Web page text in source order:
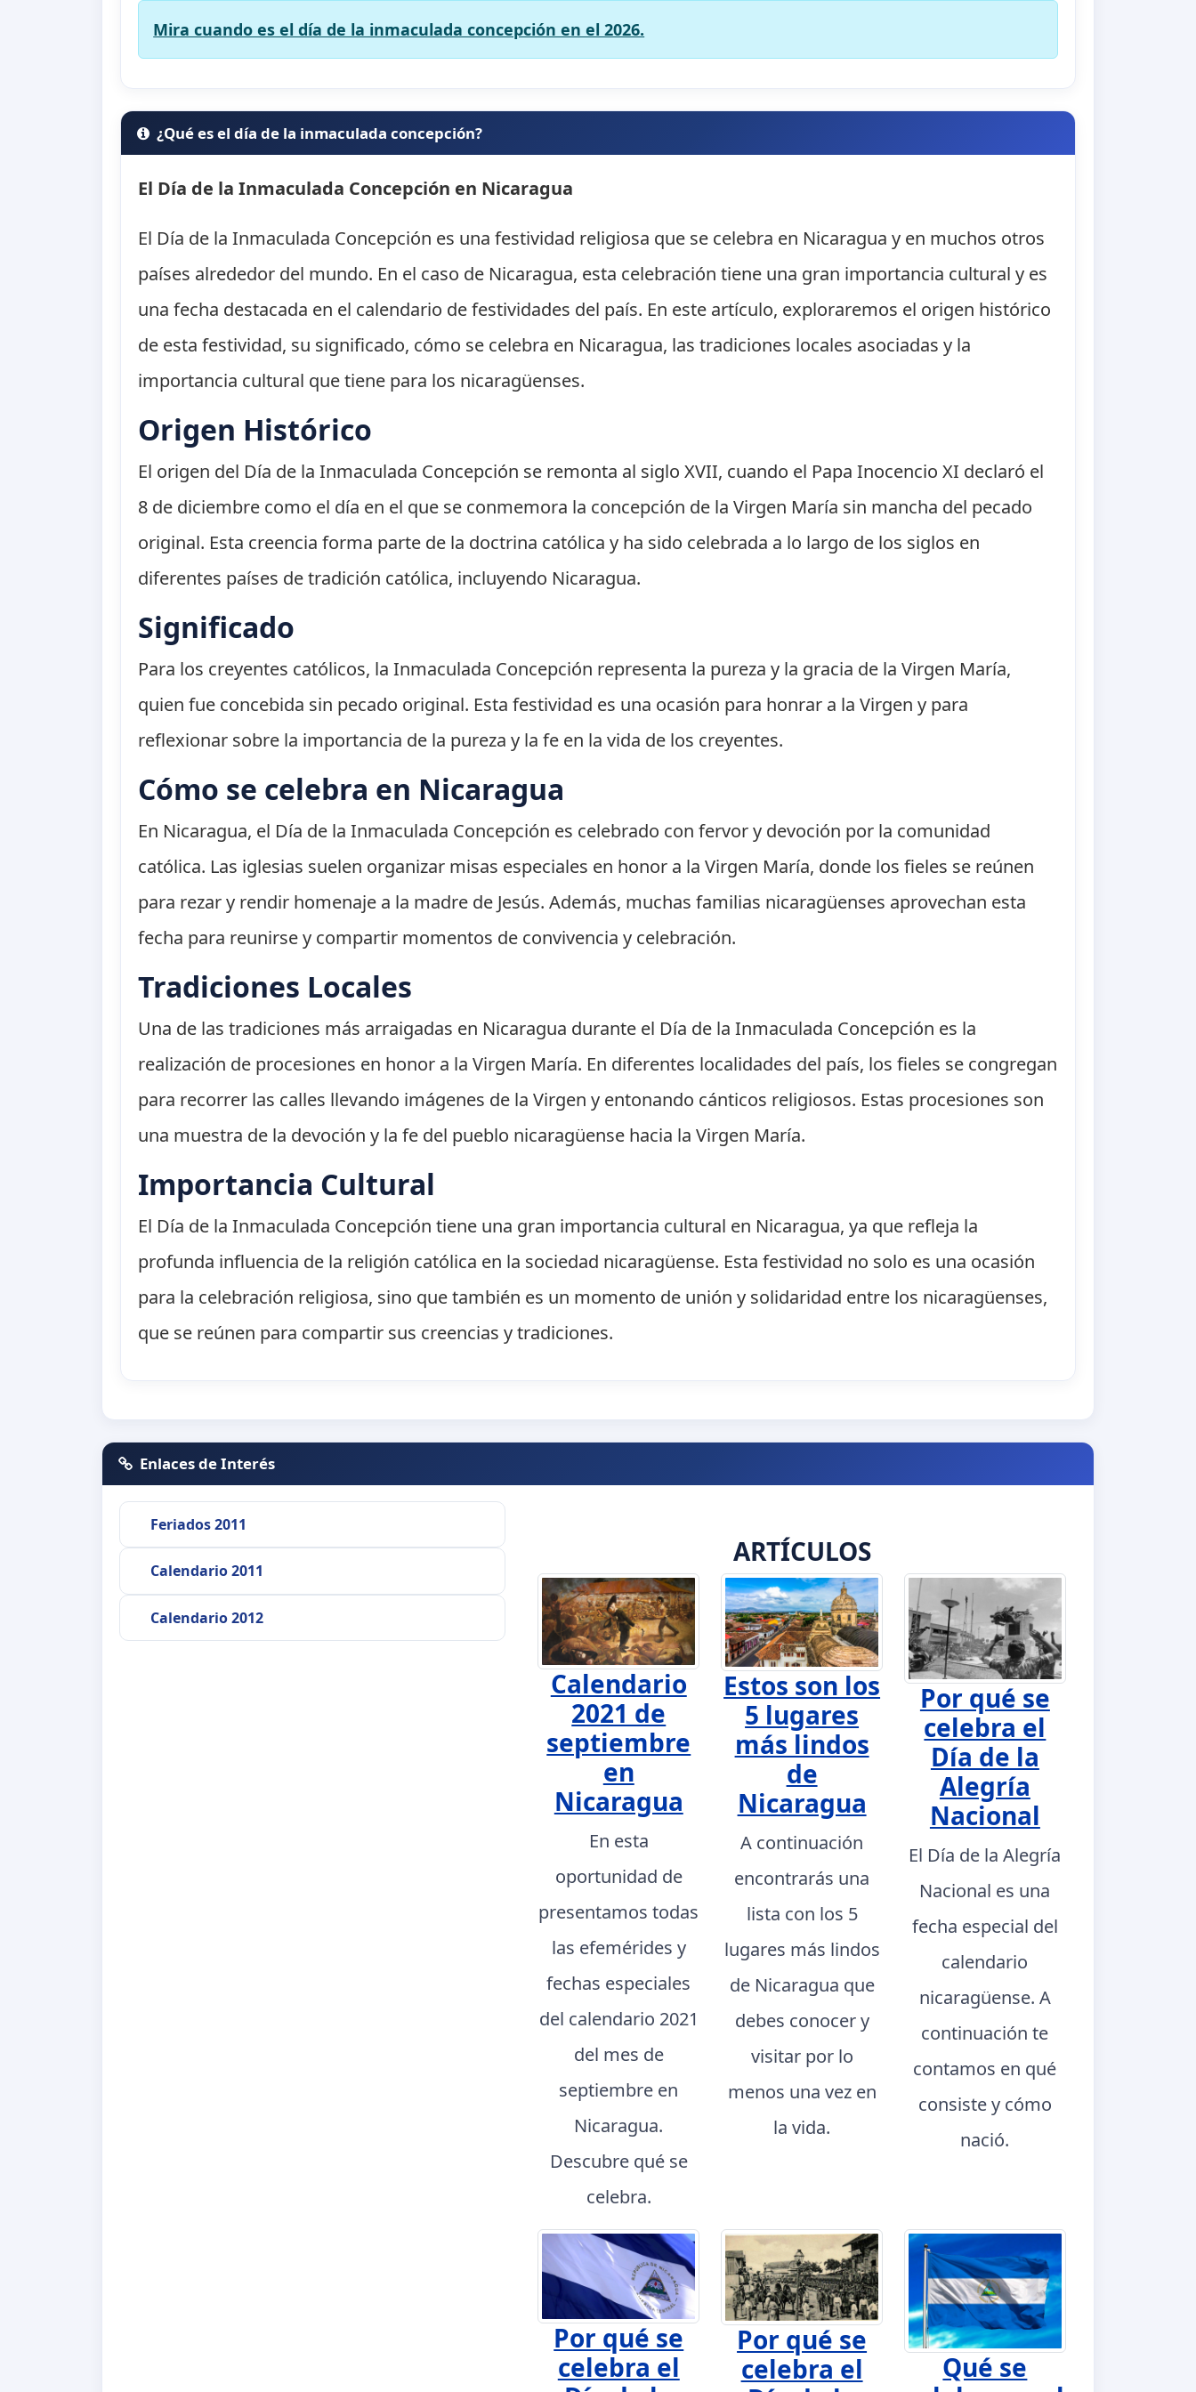
Mira cuando es el día de la inmaculada concepción en el 2026.
¿Qué es el día de la inmaculada concepción?
El Día de la Inmaculada Concepción en Nicaragua
El Día de la Inmaculada Concepción es una festividad religiosa que se celebra en Nicaragua y en muchos otros
países alrededor del mundo. En el caso de Nicaragua, esta celebración tiene una gran importancia cultural y es
una fecha destacada en el calendario de festividades del país. En este artículo, exploraremos el origen histórico
de esta festividad, su significado, cómo se celebra en Nicaragua, las tradiciones locales asociadas y la
importancia cultural que tiene para los nicaragüenses.
Origen Histórico
El origen del Día de la Inmaculada Concepción se remonta al siglo XVII, cuando el Papa Inocencio XI declaró el
8 de diciembre como el día en el que se conmemora la concepción de la Virgen María sin mancha del pecado
original. Esta creencia forma parte de la doctrina católica y ha sido celebrada a lo largo de los siglos en
diferentes países de tradición católica, incluyendo Nicaragua.
Significado
Para los creyentes católicos, la Inmaculada Concepción representa la pureza y la gracia de la Virgen María,
quien fue concebida sin pecado original. Esta festividad es una ocasión para honrar a la Virgen y para
reflexionar sobre la importancia de la pureza y la fe en la vida de los creyentes.
Cómo se celebra en Nicaragua
En Nicaragua, el Día de la Inmaculada Concepción es celebrado con fervor y devoción por la comunidad
católica. Las iglesias suelen organizar misas especiales en honor a la Virgen María, donde los fieles se reúnen
para rezar y rendir homenaje a la madre de Jesús. Además, muchas familias nicaragüenses aprovechan esta
fecha para reunirse y compartir momentos de convivencia y celebración.
Tradiciones Locales
Una de las tradiciones más arraigadas en Nicaragua durante el Día de la Inmaculada Concepción es la
realización de procesiones en honor a la Virgen María. En diferentes localidades del país, los fieles se congregan
para recorrer las calles llevando imágenes de la Virgen y entonando cánticos religiosos. Estas procesiones son
una muestra de la devoción y la fe del pueblo nicaragüense hacia la Virgen María.
Importancia Cultural
El Día de la Inmaculada Concepción tiene una gran importancia cultural en Nicaragua, ya que refleja la
profunda influencia de la religión católica en la sociedad nicaragüense. Esta festividad no solo es una ocasión
para la celebración religiosa, sino que también es un momento de unión y solidaridad entre los nicaragüenses,
que se reúnen para compartir sus creencias y tradiciones.
Enlaces de Interés
Feriados 2011
Calendario 2011
Calendario 2012
ARTÍCULOS
Calendario
2021 de
septiembre
en
Nicaragua
En esta
oportunidad de
presentamos todas
las efemérides y
fechas especiales
del calendario 2021
del mes de
septiembre en
Nicaragua.
Descubre qué se
celebra.
Estos son los
5 lugares
más lindos
de
Nicaragua
A continuación
encontrarás una
lista con los 5
lugares más lindos
de Nicaragua que
debes conocer y
visitar por lo
menos una vez en
la vida.
Por qué se
celebra el
Día de la
Alegría
Nacional
El Día de la Alegría
Nacional es una
fecha especial del
calendario
nicaragüense. A
continuación te
contamos en qué
consiste y cómo
nació.
Por qué se
celebra el
Por qué se
celebra el
Qué se